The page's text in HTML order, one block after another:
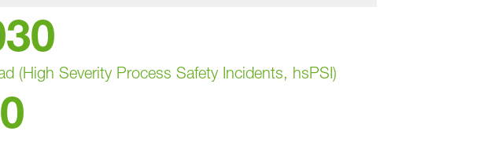
(High Severity Process Safety Incidents, hsPSI)